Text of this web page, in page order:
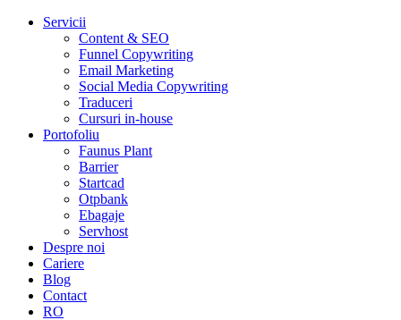
Servicii
Content & SEO
Funnel Copywriting
Email Marketing
Social Media Copywriting
Traduceri
Cursuri in-house
Portofoliu
Faunus Plant
Barrier
Startcad
Otpbank
Ebagaje
Servhost
Despre noi
Cariere
Blog
Contact
RO